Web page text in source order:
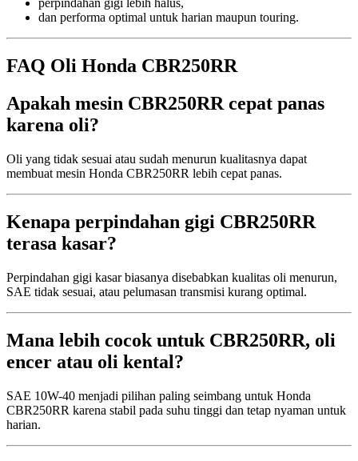
perpindahan gigi lebih halus,
dan performa optimal untuk harian maupun touring.
FAQ Oli Honda CBR250RR
Apakah mesin CBR250RR cepat panas
karena oli?
Oli yang tidak sesuai atau sudah menurun kualitasnya dapat
membuat mesin Honda CBR250RR lebih cepat panas.
Kenapa perpindahan gigi CBR250RR
terasa kasar?
Perpindahan gigi kasar biasanya disebabkan kualitas oli menurun,
SAE tidak sesuai, atau pelumasan transmisi kurang optimal.
Mana lebih cocok untuk CBR250RR, oli
encer atau oli kental?
SAE 10W-40 menjadi pilihan paling seimbang untuk Honda
CBR250RR karena stabil pada suhu tinggi dan tetap nyaman untuk
harian.